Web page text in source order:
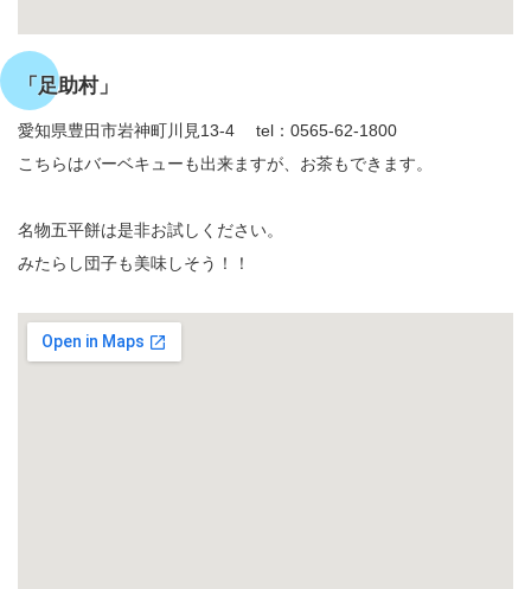
「足助村」
愛知県豊田市岩神町川見13-4 tel：0565-62-1800
こちらはバーベキューも出来ますが、お茶もできます。
名物五平餅は是非お試しください。
みたらし団子も美味しそう！！